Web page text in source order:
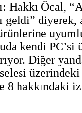
Hakkı Öcal,
geldi” diyerek,
kendi PC’si
Diğer
8 hakkındaki